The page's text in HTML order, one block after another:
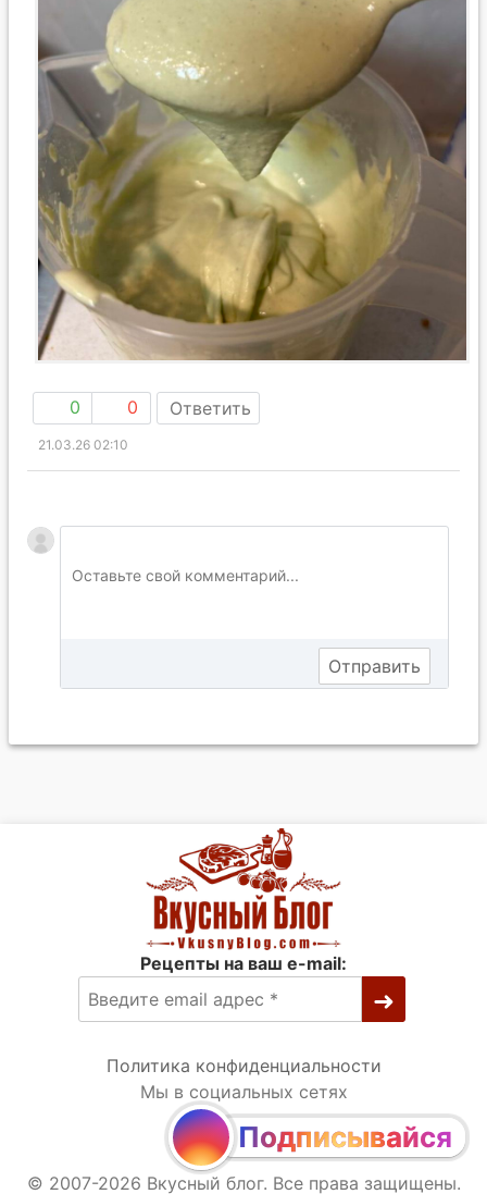
0 0 Ответить
21.03.26 02:10
Рецепты на ваш e-mail:
Политика конфиденциальности
Мы в социальных сетях
Подписывайся
© 2007-2026 Вкусный блог. Все права защищены.